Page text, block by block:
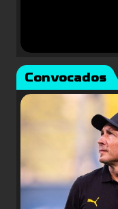
Convocados